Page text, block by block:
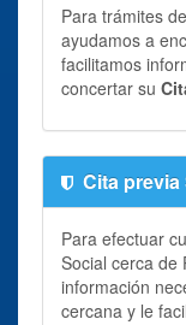
Para trámites
ayudamos a
facilitamos
concertar su
Cita
Para efectuar
Social cerca de
información
cercana y le